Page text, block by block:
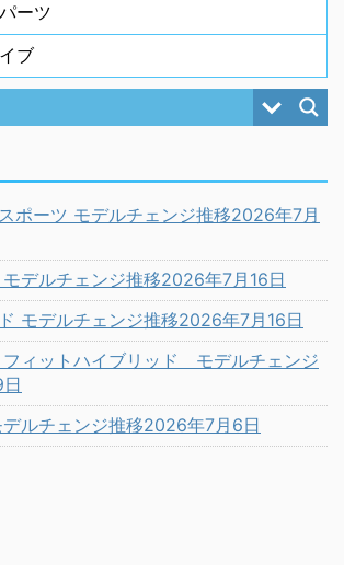
ーツ
ブ
ポーツ モデルチェンジ推移2026年7月
デルチェンジ推移2026年7月16日
モデルチェンジ推移2026年7月16日
ィットハイブリッド モデルチェンジ
デルチェンジ推移2026年7月6日